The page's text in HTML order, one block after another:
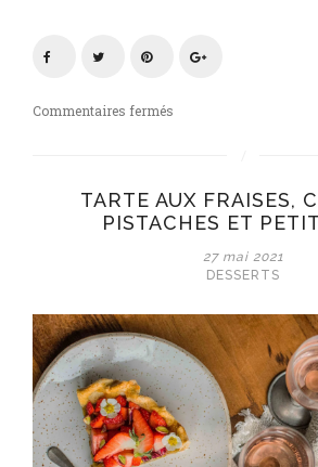
Commentaires fermés
confiture
TARTE AUX FRAISES,
PISTACHES ET
27 mai 2021
DESSERTS